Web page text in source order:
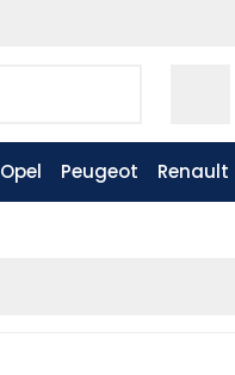
Opel Peugeot Renault